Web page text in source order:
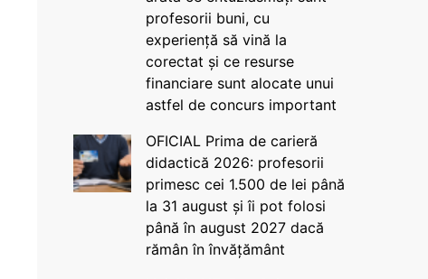
profesorii buni, cu
experiență să vină la
corectat și ce resurse
financiare sunt alocate unui
astfel de concurs important
OFICIAL Prima de carieră
didactică 2026: profesorii
primesc cei 1.500 de lei până
la 31 august și îi pot folosi
până în august 2027 dacă
rămân în învățământ